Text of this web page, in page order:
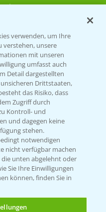
entsorgen
1
verwenden, um Ihre
verstehen, unsere
mit unseren
umfasst auch
Detail dargestellten
Drittstaaten,
das Risiko, dass
Zugriff durch
Kontroll- und
und dagegen keine
stehen.
notwendigen
nicht verfügbar machen
unten abgelehnt oder
Sie Ihre Einwilligungen
können, finden Sie in